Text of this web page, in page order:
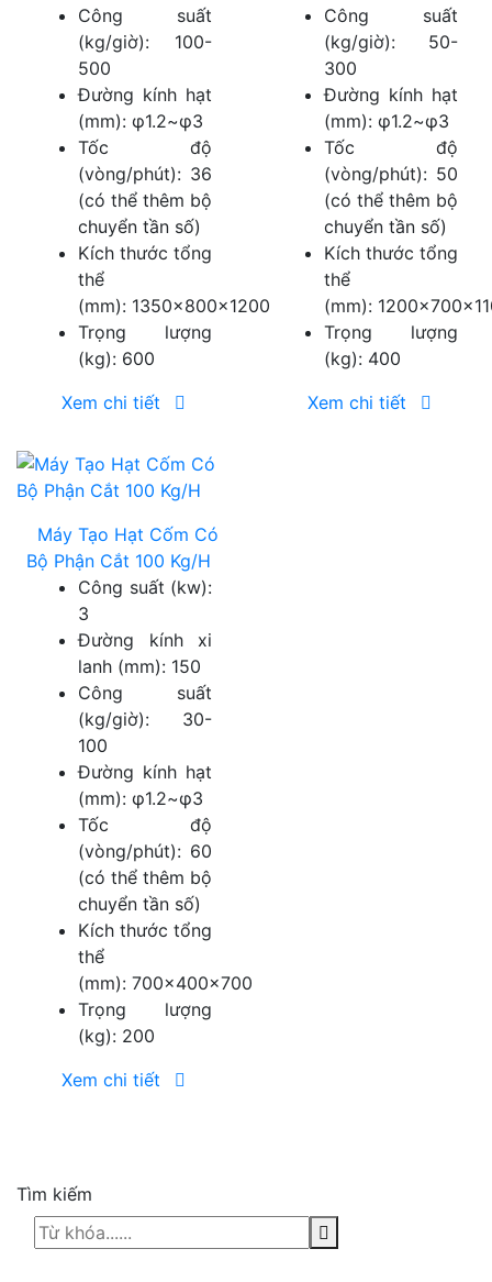
Công suất
(kg/giờ): 100-
500
Đường kính hạt
(mm): φ1.2~φ3
Tốc độ
(vòng/phút): 36
(có thể thêm bộ
chuyển tần số)
Kích thước tổng
thể
(mm): 1350×800×1200
Trọng lượng
(kg): 600
Xem chi tiết
Công suất
(kg/giờ): 50-
300
Đường kính hạt
(mm): φ1.2~φ3
Tốc độ
(vòng/phút): 50
(có thể thêm bộ
chuyển tần số)
Kích thước tổng
thể
(mm):
Trọng lượng
(kg): 400
Xem chi tiết
Máy Tạo Hạt Cốm Có
Bộ Phận Cắt 100 Kg/H
Công suất (kw):
3
Đường kính xi
lanh (mm): 150
Công suất
(kg/giờ): 30-
100
Đường kính hạt
(mm): φ1.2~φ3
Tốc độ
(vòng/phút): 60
(có thể thêm bộ
chuyển tần số)
Kích thước tổng
thể
(mm): 700×400×700
Trọng lượng
(kg): 200
Xem chi tiết
Tìm kiếm